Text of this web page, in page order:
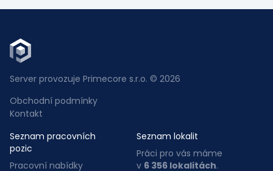
Server provozuje Primecore s.r.o. © 2026
Obchodní podmínky
Kontakt
Seznam pracovních
pozic
Pracovní nabídky
Seznam lokalit
Práci pro vás máme
v 6 356 lokalitách.